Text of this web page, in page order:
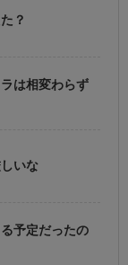
？
は相変わらず
いな
予定だったの